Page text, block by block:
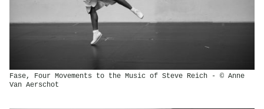
Fase, Four Movements to the Music of Steve Reich - © Anne
Van Aerschot